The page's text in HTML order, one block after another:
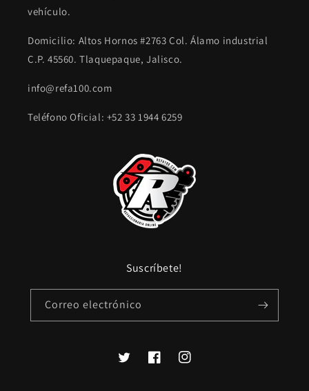
vehículo.
Domicilio: Altos Hornos #2763 Col. Álamo industrial
C.P. 45560. Tlaquepaque, Jalisco.
info@refa100.com
Teléfono Oficial: +52 33 1944 6259
Suscríbete!
Correo electrónico
TwitterFacebookInstagram